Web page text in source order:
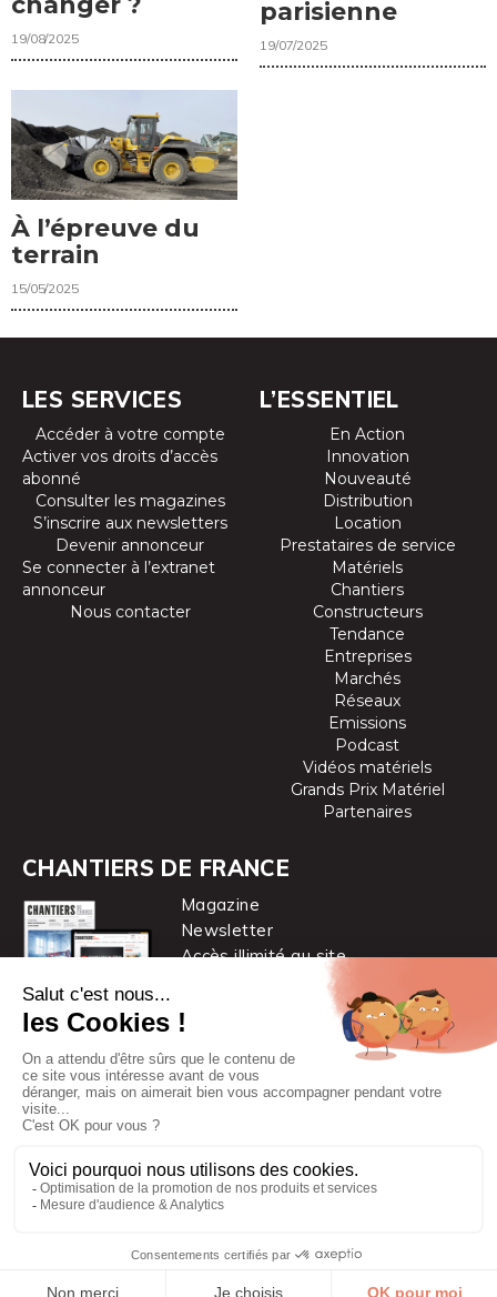
19/08/2025
parisienne
19/07/2025
À l’épreuve du
terrain
15/05/2025
LES SERVICES
Accéder à votre compte
Activer vos droits d’accès
abonné
Consulter les magazines
S’inscrire aux newsletters
Devenir annonceur
Se connecter à l’extranet
annonceur
Nous contacter
L’ESSENTIEL
En Action
Innovation
Nouveauté
Distribution
Location
Prestataires de service
Matériels
Chantiers
Constructeurs
Tendance
Entreprises
Marchés
Réseaux
Emissions
Podcast
Vidéos matériels
Grands Prix Matériel
Partenaires
CHANTIERS DE FRANCE
Magazine
Newsletter
Accès illimité au site
Chantiers de France est une marque
| Mentions légales
Protection des données personnelles
Cookies